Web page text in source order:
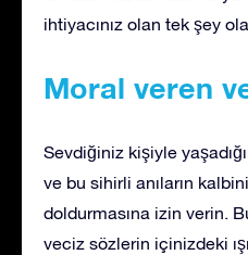
ihtiyacınız olan tek şey
Moral veren
Sevdiğiniz kişiyle
ve bu sihirli anıların
doldurmasına izin verin.
veciz sözlerin içinizdeki